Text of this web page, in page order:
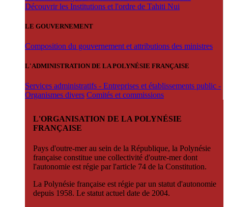
Découvrir les Institutions et l'ordre de Tahiti Nui
LE GOUVERNEMENT
Composition du gouvernement et attributions des ministres
L'ADMINISTRATION DE LA POLYNÉSIE FRANÇAISE
Services administratifs - Entreprises et établissements public -
Organismes divers Comités et commissions
L'ORGANISATION DE LA POLYNÉSIE
FRANÇAISE
Pays d'outre-mer au sein de la République, la Polynésie
française constitue une collectivité d'outre-mer dont
l'autonomie est régie par l'article 74 de la Constitution.
La Polynésie française est régie par un statut d'autonomie
depuis 1958. Le statut actuel date de 2004.